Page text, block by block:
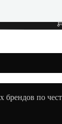
по